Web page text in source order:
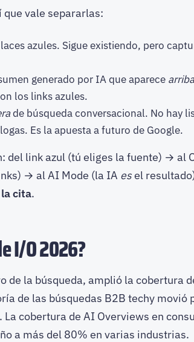
que vale separarlas:
azules. Sigue existiendo, pero
generado por IA que aparece arriba
los links azules.
de búsqueda conversacional. No hay
Es la apuesta a futuro de Google.
del link azul (tú eliges la fuente) → al
→ al AI Mode (la IA esel
la cita.
I/O 2026?
de la búsqueda, amplió la cobertura
de las búsquedas B2B techy movió
cobertura de AI Overviews en
a más del 80% en varias industrias.